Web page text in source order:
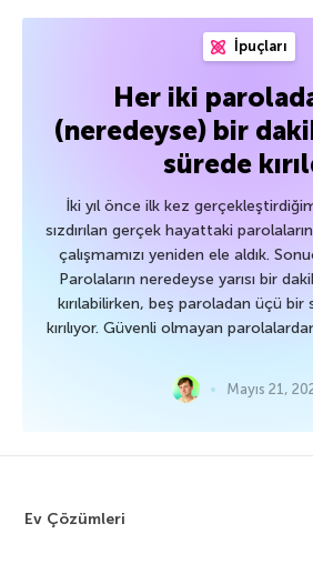
İpuçları
Her iki
(neredeyse) bir
sürede
İki yıl önce ilk kez
sızdırılan gerçek hayattaki
çalışmamızı yeniden ele aldık.
Parolaların neredeyse yarısı bir
kırılabilirken, beş paroladan üçü
kırılıyor. Güvenli olmayan
Mayıs 21,
Ev Çözümleri